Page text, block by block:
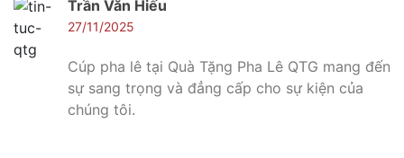
Trần Văn Hiếu
27/11/2025
Cúp pha lê tại Quà Tặng Pha Lê QTG mang đến
sự sang trọng và đẳng cấp cho sự kiện của
chúng tôi.